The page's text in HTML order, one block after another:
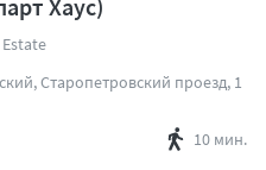
Хаус)
Старопетровский проезд, 1
10 мин.